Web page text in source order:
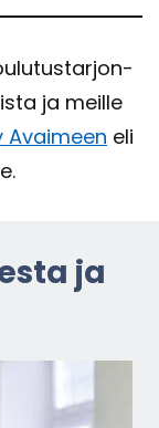
ja meil­le
Avai­meen eli
ja